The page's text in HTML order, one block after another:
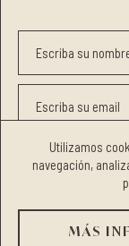
Utilizamos
navegación,
MÁS
Aviso legal
Escriba su
Escriba su email
He leído y
Quiero recibir